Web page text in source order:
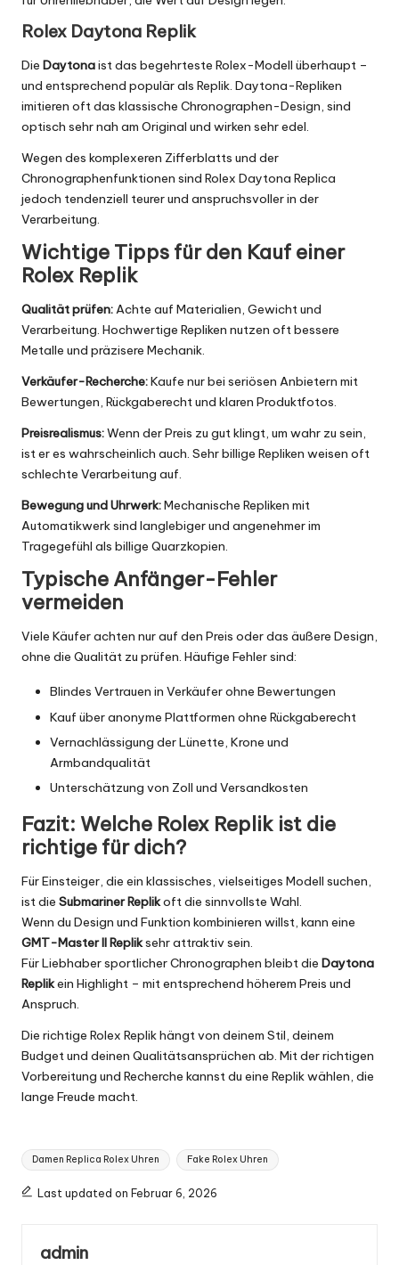
Rolex Daytona Replik
Die Daytonaist das begehrteste Rolex-Modell überhaupt –
und entsprechend populär als Replik. Daytona-Repliken
imitieren oft das klassische Chronographen-Design, sind
optisch sehr nah am Original und wirken sehr edel.
Wegen des komplexeren Zifferblatts und der
Chronographenfunktionen sind Rolex Daytona Replica
jedoch tendenziell teurer und anspruchsvoller in der
Verarbeitung.
Wichtige Tipps für den Kauf einer
Rolex Replik
Qualität prüfen:Achte auf Materialien, Gewicht und
Verarbeitung. Hochwertige Repliken nutzen oft bessere
Metalle und präzisere Mechanik.
Verkäufer-Recherche:Kaufe nur bei seriösen Anbietern mit
Bewertungen, Rückgaberecht und klaren Produktfotos.
Preisrealismus:Wenn der Preis zu gut klingt, um wahr zu sein,
ist er es wahrscheinlich auch. Sehr billige Repliken weisen oft
schlechte Verarbeitung auf.
Bewegung und Uhrwerk:Mechanische Repliken mit
Automatikwerk sind langlebiger und angenehmer im
Tragegefühl als billige Quarzkopien.
Typische Anfänger-Fehler
vermeiden
Viele Käufer achten nur auf den Preis oder das äußere Design,
ohne die Qualität zu prüfen. Häufige Fehler sind:
Blindes Vertrauen in Verkäufer ohne Bewertungen
Kauf über anonyme Plattformen ohne Rückgaberecht
Vernachlässigung der Lünette, Krone und
Armbandqualität
Unterschätzung von Zoll und Versandkosten
Fazit: Welche Rolex Replik ist die
richtige für dich?
Für Einsteiger, die ein klassisches, vielseitiges Modell suchen,
ist die Submariner Replikoft die sinnvollste Wahl.
Wenn du Design und Funktion kombinieren willst, kann eine
GMT-Master II Repliksehr attraktiv sein.
Für Liebhaber sportlicher Chronographen bleibt die Daytona
Replikein Highlight – mit entsprechend höherem Preis und
Anspruch.
Die richtige Rolex Replik hängt von deinem Stil, deinem
Budget und deinen Qualitätsansprüchen ab. Mit der richtigen
Vorbereitung und Recherche kannst du eine Replik wählen, die
lange Freude macht.
Tags:
Damen Replica Rolex Uhren Fake Rolex Uhren
Last updated on Februar 6, 2026
admin